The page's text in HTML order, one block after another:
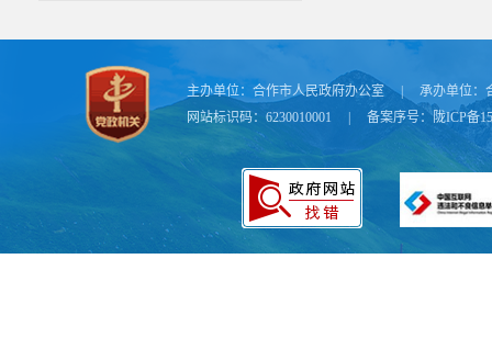
主办单位： 合作市人民政府办公室 承办单位：
网站标识码：6230010001
备案序号：陇ICP备